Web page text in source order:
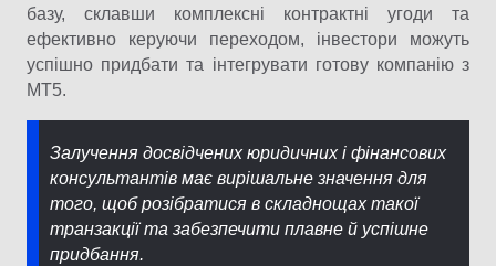
базу, склавши комплексні контрактні угоди та
ефективно керуючи переходом, інвестори можуть
успішно придбати та інтегрувати готову компанію з
MT5.
Залучення досвідчених юридичних і фінансових
консультантів має вирішальне значення для
того, щоб розібратися в складнощах такої
транзакції та забезпечити плавне й успішне
придбання.